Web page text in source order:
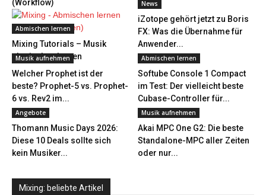
(Workflow)
Abmischen lernen
Mixing Tutorials – Musik
abmischen lernen
News
iZotope gehört jetzt zu Boris
FX: Was die Übernahme für
Anwender...
Musik aufnehmen
Welcher Prophet ist der
beste? Prophet-5 vs. Prophet-
6 vs. Rev2 im...
Abmischen lernen
Softube Console 1 Compact
im Test: Der vielleicht beste
Cubase-Controller für...
Angebote
Thomann Music Days 2026:
Diese 10 Deals sollte sich
kein Musiker...
Musik aufnehmen
Akai MPC One G2: Die beste
Standalone-MPC aller Zeiten
oder nur...
Mixing: beliebte Artikel